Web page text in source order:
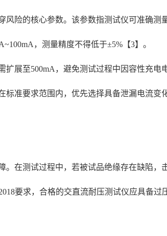
险的核心参数。该参数指测试仪可准确
，测量精度不得低于±5%【3】。
展至500mA，避免测试过程中因容性充
准要求范围内，优先选择具备泄漏电流
在测试过程中，若被试品绝缘存在缺陷
要求，合格的交直流耐压测试仪应具备